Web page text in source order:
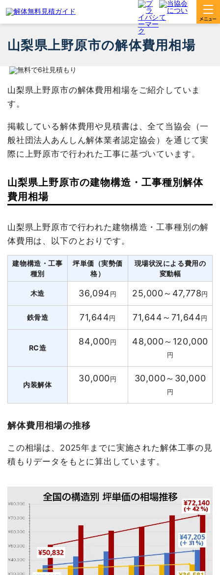
山梨県上野原市の解体費用相場
山梨県上野原市の解体費用相場をご紹介していま
す。
掲載している解体費用や見積書は、全て当協会（一
般社団法人あんしん解体業者認定協会）を通じて実
際に上野原市で行われた工事に基づいています。
山梨県上野原市の建物構造・工事種別解体
費用相場
山梨県上野原市で行われた建物構造・工事種別の解
体費用は、以下のとおりです。
建物構造・工事
種別
坪単価（実勢価
格）
現場状況による費用の
変動幅
木造 36,094円 25,000～47,778円
鉄骨造 71,644円 71,644～71,644円
RC造
84,000円 48,000～120,000
円
内装解体
30,000円 30,000～30,000
円
解体費用相場の推移
この相場は、2025年までに実施された解体工事の見
積もりデータをもとに算出しています。